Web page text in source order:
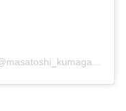
がシェアした投稿